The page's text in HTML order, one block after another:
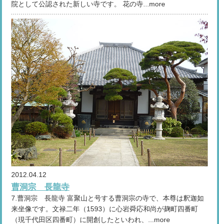
院として公認された新しい寺です。 花の寺...more
2012.04.12
曹洞宗 長龍寺
7.曹洞宗 長龍寺 富聚山と号する曹洞宗の寺で、本尊は釈迦如
来坐像です。文禄二年（1593）に心岩舜応和尚が麹町四番町
（現千代田区四番町）に開創したといわれ、...more